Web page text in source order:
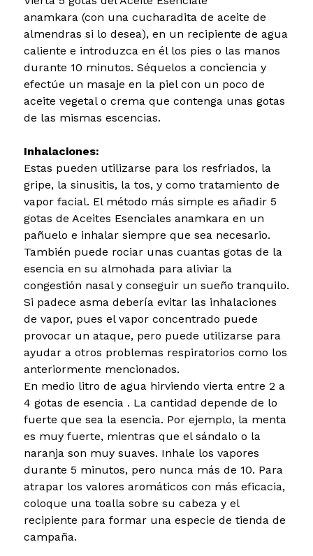
anamkara (con una cucharadita de aceite de
almendras si lo desea), en un recipiente de agua
caliente e introduzca en él los pies o las manos
durante 10 minutos. Séquelos a conciencia y
efectúe un masaje en la piel con un poco de
aceite vegetal o crema que contenga unas gotas
de las mismas escencias.
Inhalaciones:
Estas pueden utilizarse para los resfriados, la
gripe, la sinusitis, la tos, y como tratamiento de
vapor facial. El método más simple es añadir 5
gotas de Aceites Esenciales anamkara en un
pañuelo e inhalar siempre que sea necesario.
También puede rociar unas cuantas gotas de la
esencia en su almohada para aliviar la
congestión nasal y conseguir un sueño tranquilo.
Si padece asma debería evitar las inhalaciones
de vapor, pues el vapor concentrado puede
provocar un ataque, pero puede utilizarse para
ayudar a otros problemas respiratorios como los
anteriormente mencionados.
En medio litro de agua hirviendo vierta entre 2 a
4 gotas de esencia . La cantidad depende de lo
fuerte que sea la esencia. Por ejemplo, la menta
es muy fuerte, mientras que el sándalo o la
naranja son muy suaves. Inhale los vapores
durante 5 minutos, pero nunca más de 10. Para
atrapar los valores aromáticos con más eficacia,
coloque una toalla sobre su cabeza y el
recipiente para formar una especie de tienda de
campaña.